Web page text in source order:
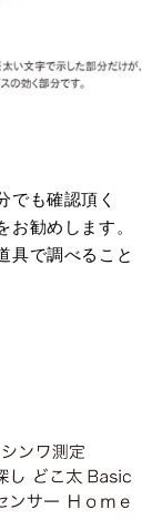
でも確認頂く
お勧めします。
具で調べること